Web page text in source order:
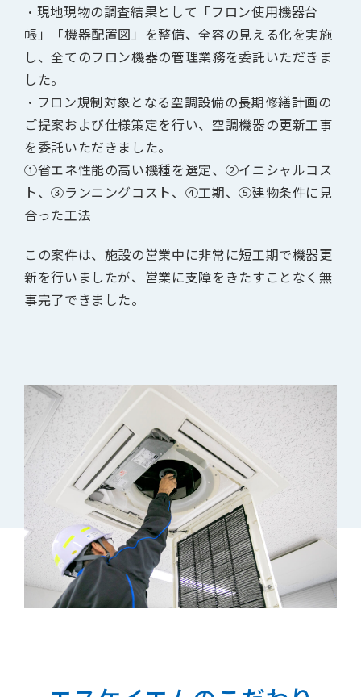
・現地現物の調査結果として「フロン使用機器台
帳」「機器配置図」を整備、全容の見える化を実施
し、全てのフロン機器の管理業務を委託いただきま
した。
・フロン規制対象となる空調設備の長期修繕計画の
ご提案および仕様策定を行い、空調機器の更新工事
を委託いただきました。
①省エネ性能の高い機種を選定、②イニシャルコス
ト、③ランニングコスト、④工期、⑤建物条件に見
合った工法
この案件は、施設の営業中に非常に短工期で機器更
新を行いましたが、営業に支障をきたすことなく無
事完了できました。